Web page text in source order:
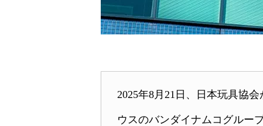
2025年8月21日、日本玩具協
ウスのバンダイナムコグルー